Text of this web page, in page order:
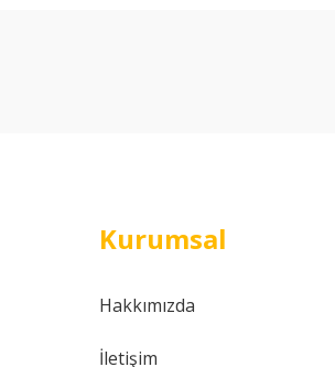
Kurumsal
Hakkımızda
İletişim